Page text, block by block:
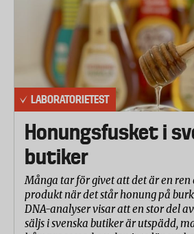
LABORATORIETEST
Honungsfusket i
butiker
Många tar för givet att det är en
produkt när det står honung på
DNA-analyser visar att en stor del
säljs i svenska butiker är utspädd,